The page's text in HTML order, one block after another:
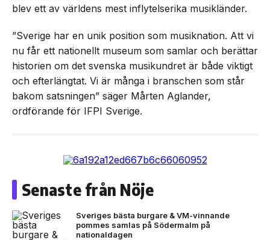
blev ett av världens mest inflytelserika musikländer.
”Sverige har en unik position som musiknation. Att vi
nu får ett nationellt museum som samlar och berättar
historien om det svenska musikundret är både viktigt
och efterlängtat. Vi är många i branschen som står
bakom satsningen” säger Mårten Aglander,
ordförande för IFPI Sverige.
Senaste från Nöje
Sveriges bästa burgare & VM-vinnande
pommes samlas på Södermalm på
nationaldagen